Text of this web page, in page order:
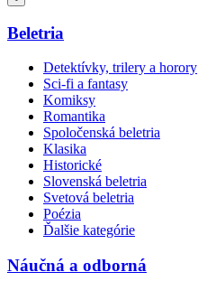
Beletria
Detektívky, trilery a horory
Sci-fi a fantasy
Komiksy
Romantika
Spoločenská beletria
Klasika
Historické
Slovenská beletria
Svetová beletria
Poézia
Ďalšie kategórie
Náučná a odborná